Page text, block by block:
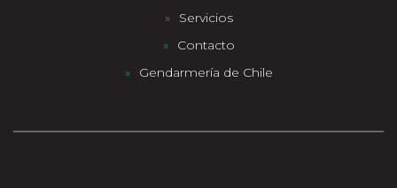
Servicios
Contacto
Gendarmería de Chile